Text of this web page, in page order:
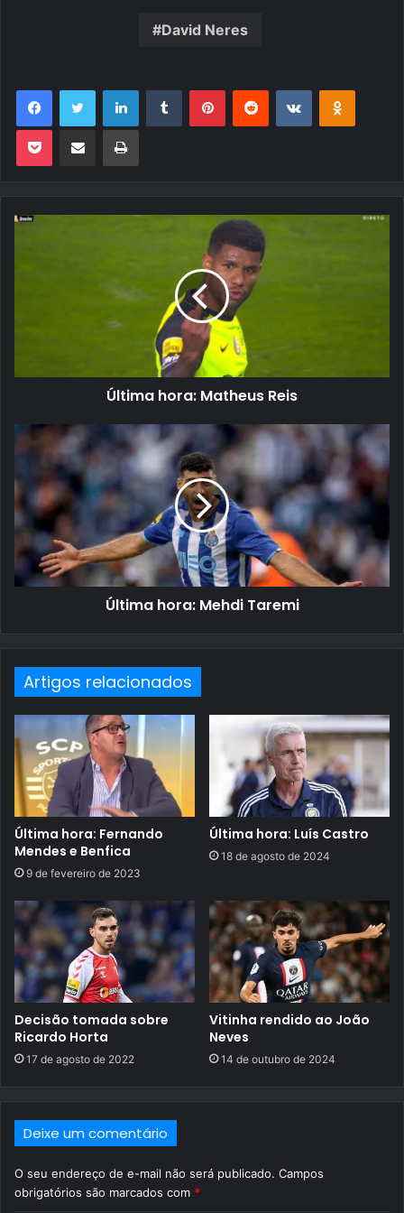
David Neres
FacebookTwitter LinkedinTumblr PinterestReddit VK OK
Pocket Compartilhar via e-mail Imprimir
Última hora: Matheus Reis
Última hora: Mehdi Taremi
Artigos relacionados
Última hora: Fernando
Mendes e Benfica
9 de fevereiro de 2023
Última hora: Luís Castro
18 de agosto de 2024
Decisão tomada sobre
Ricardo Horta
17 de agosto de 2022
Vitinha rendido ao João
Neves
14 de outubro de 2024
Deixe um comentário
O seu endereço de e-mail não será publicado. Campos
obrigatórios são marcados com *